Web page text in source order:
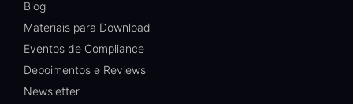
Blog
Materiais para Download
Eventos de Compliance
Depoimentos e Reviews
Newsletter